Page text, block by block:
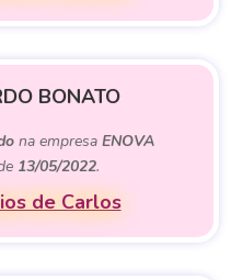
BONATO
na empresa ENOVA
13/05/2022.
de Carlos